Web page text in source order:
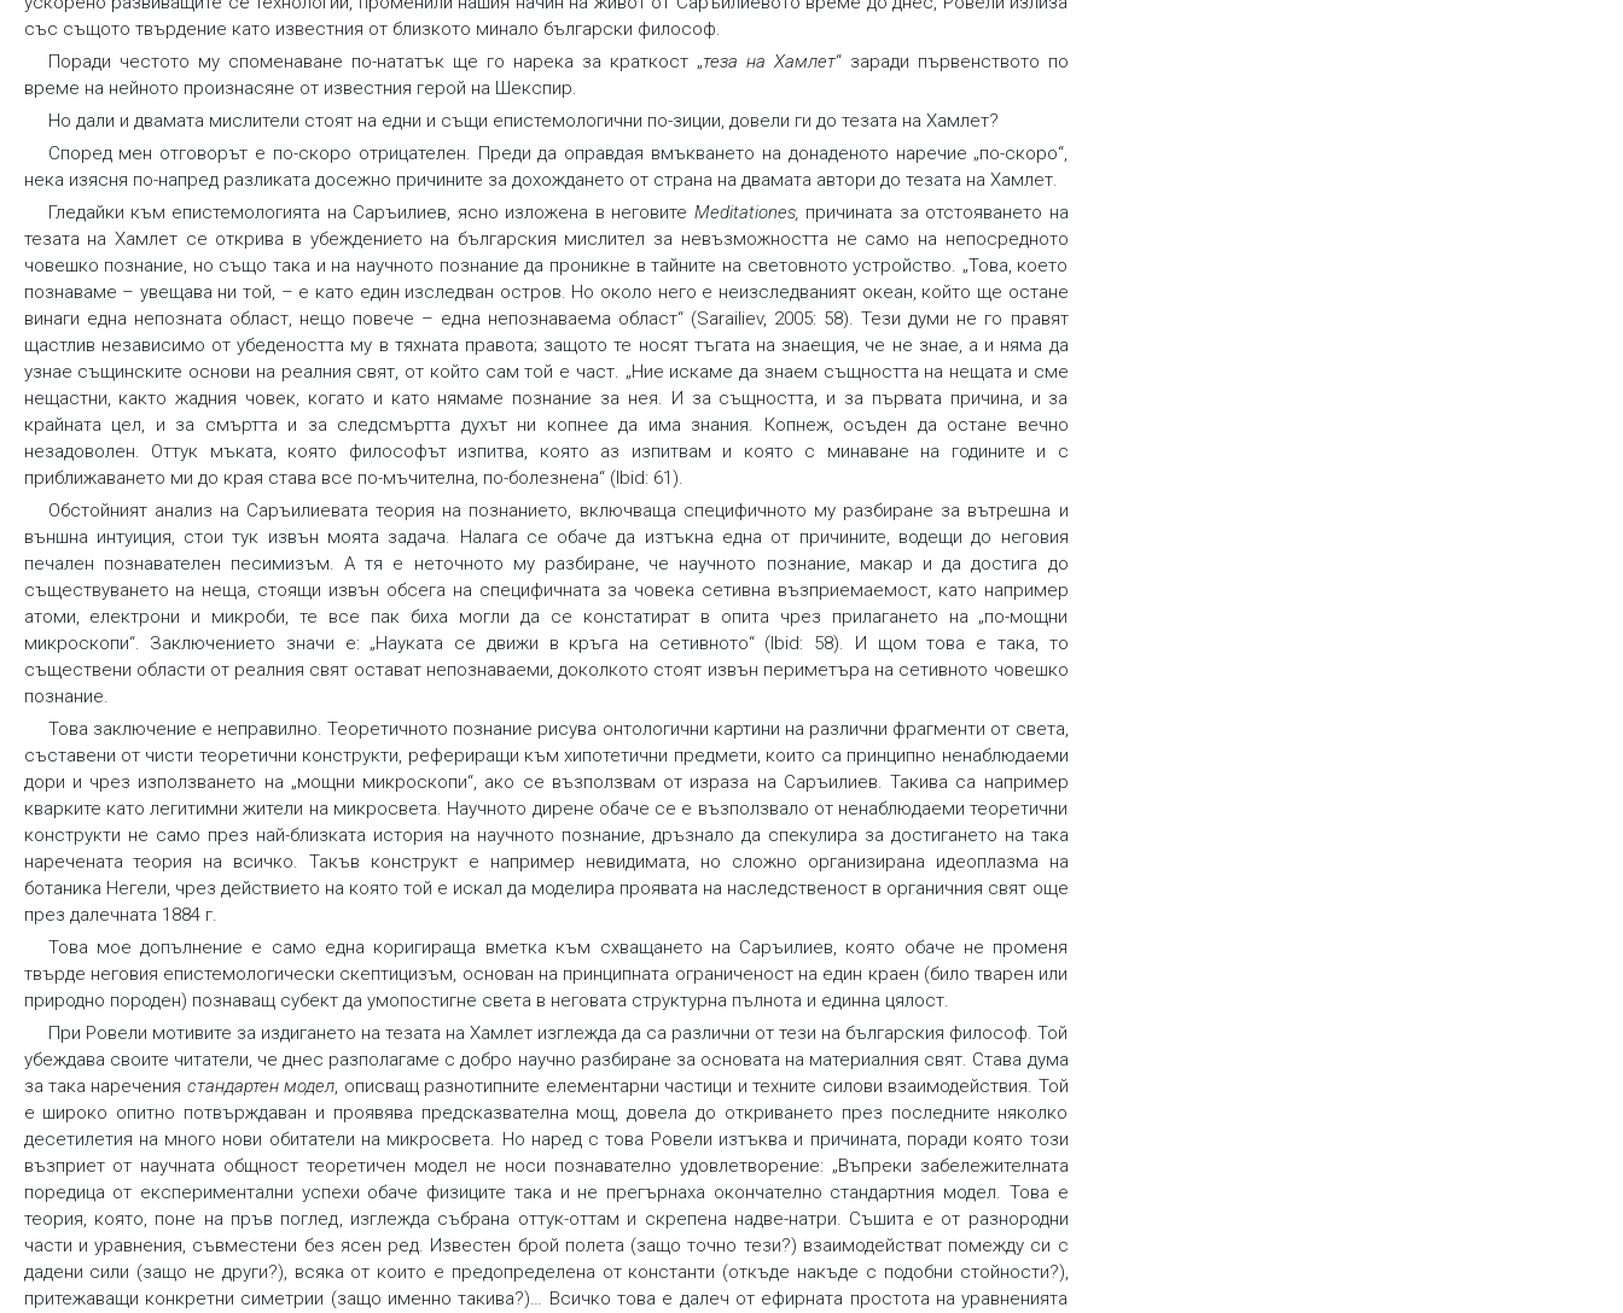
със същото твърдение като известния от близкото минало български философ.
Поради честото му споменаване по-нататък ще го нарека за краткост „теза на Хамлет“ заради първенството по
време на нейното произнасяне от известния герой на Шекспир.
Но дали и двамата мислители стоят на едни и същи епистемологични по-зиции, довели ги до тезата на Хамлет?
Според мен отговорът е по-скоро отрицателен. Преди да оправдая вмъкването на донаденото наречие „по-скоро“,
нека изясня по-напред разликата досежно причините за дохождането от страна на двамата автори до тезата на Хамлет.
Гледайки към епистемологията на Саръилиев, ясно изложена в неговите Meditationes, причината за отстояването на
тезата на Хамлет се открива в убеждението на българския мислител за невъзможността не само на непосредното
човешко познание, но също така и на научното познание да проникне в тайните на световното устройство. „Това, което
познаваме – увещава ни той, – е като един изследван остров. Но около него е неизследваният океан, който ще остане
винаги една непозната област, нещо повече – една непознаваема област“ (Sarailiev, 2005: 58). Тези думи не го правят
щастлив независимо от убедеността му в тяхната правота; защото те носят тъгата на знаещия, че не знае, а и няма да
узнае същинските основи на реалния свят, от който сам той е част. „Ние искаме да знаем същността на нещата и сме
нещастни, както жадния човек, когато и като нямаме познание за нея. И за същността, и за първата причина, и за
крайната цел, и за смъртта и за следсмъртта духът ни копнее да има знания. Копнеж, осъден да остане вечно
незадоволен. Оттук мъката, която философът изпитва, която аз изпитвам и която с минаване на годините и с
приближаването ми до края става все по-мъчителна, по-болезнена“ (Ibid: 61).
Обстойният анализ на Саръилиевата теория на познанието, включваща специфичното му разбиране за вътрешна и
външна интуиция, стои тук извън моята задача. Налага се обаче да изтъкна една от причините, водещи до неговия
печален познавателен песимизъм. А тя е неточното му разбиране, че научното познание, макар и да достига до
съществуването на неща, стоящи извън обсега на специфичната за човека сетивна възприемаемост, като например
атоми, електрони и микроби, те все пак биха могли да се констатират в опита чрез прилагането на „по-мощни
микроскопи“. Заключението значи е: „Науката се движи в кръга на сетивното“ (Ibid: 58). И щом това е така, то
съществени области от реалния свят остават непознаваеми, доколкото стоят извън периметъра на сетивното човешко
познание.
Това заключение е неправилно. Теоретичното познание рисува онтологични картини на различни фрагменти от света,
съставени от чисти теоретични конструкти, рефериращи към хипотетични предмети, които са принципно ненаблюдаеми
дори и чрез използването на „мощни микроскопи“, ако се възползвам от израза на Саръилиев. Такива са например
кварките като легитимни жители на микросвета. Научното дирене обаче се е възползвало от ненаблюдаеми теоретични
конструкти не само през най-близката история на научното познание, дръзнало да спекулира за достигането на така
наречената теория на всичко. Такъв конструкт е например невидимата, но сложно организирана идеоплазма на
ботаника Негели, чрез действието на която той е искал да моделира проявата на наследственост в органичния свят още
през далечната 1884 г.
Това мое допълнение е само една коригираща вметка към схващането на Саръилиев, която обаче не променя
твърде неговия епистемологически скептицизъм, основан на принципната ограниченост на един краен (било тварен или
природно породен) познаващ субект да умопостигне света в неговата структурна пълнота и единна цялост.
При Ровели мотивите за издигането на тезата на Хамлет изглежда да са различни от тези на българския философ. Той
убеждава своите читатели, че днес разполагаме с добро научно разбиране за основата на материалния свят. Става дума
за така наречения стандартен модел, описващ разнотипните елементарни частици и техните силови взаимодействия. Той
е широко опитно потвърждаван и проявява предсказвателна мощ, довела до откриването през последните няколко
десетилетия на много нови обитатели на микросвета. Но наред с това Ровели изтъква и причината, поради която този
възприет от научната общност теоретичен модел не носи познавателно удовлетворение: „Въпреки забележителната
поредица от експериментални успехи обаче физиците така и не прегърнаха окончателно стандартния модел. Това е
теория, която, поне на пръв поглед, изглежда събрана оттук-оттам и скрепена надве-натри. Съшита е от разнородни
части и уравнения, съвместени без ясен ред. Известен брой полета (защо точно тези?) взаимодействат помежду си с
дадени сили (защо не други?), всяка от които е предопределена от константи (откъде накъде с подобни стойности?),
притежаващи конкретни симетрии (защо именно такива?)… Всичко това е далеч от ефирната простота на уравненията